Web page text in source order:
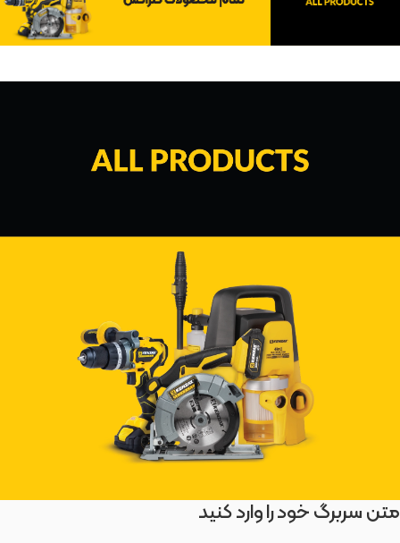
متن سربرگ خود را وارد کنید